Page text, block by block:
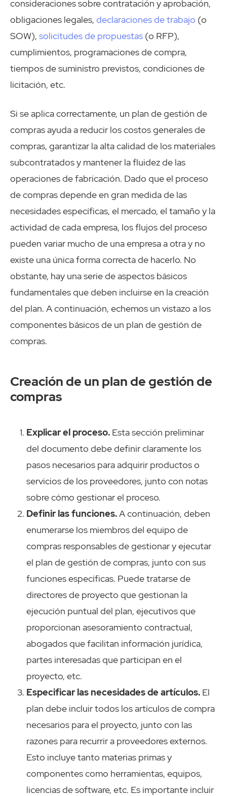
consideraciones sobre contratación y aprobación,
obligaciones legales, declaraciones de trabajo (o
SOW), solicitudes de propuestas (o RFP),
cumplimientos, programaciones de compra,
tiempos de suministro previstos, condiciones de
licitación, etc.
Si se aplica correctamente, un plan de gestión de
compras ayuda a reducir los costos generales de
compras, garantizar la alta calidad de los materiales
subcontratados y mantener la fluidez de las
operaciones de fabricación. Dado que el proceso
de compras depende en gran medida de las
necesidades específicas, el mercado, el tamaño y la
actividad de cada empresa, los flujos del proceso
pueden variar mucho de una empresa a otra y no
existe una única forma correcta de hacerlo. No
obstante, hay una serie de aspectos básicos
fundamentales que deben incluirse en la creación
del plan. A continuación, echemos un vistazo a los
componentes básicos de un plan de gestión de
compras.
Creación de un plan de gestión de
compras
Explicar el proceso. Esta sección preliminar
del documento debe definir claramente los
pasos necesarios para adquirir productos o
servicios de los proveedores, junto con notas
sobre cómo gestionar el proceso.
Definir las funciones.A continuación, deben
enumerarse los miembros del equipo de
compras responsables de gestionar y ejecutar
el plan de gestión de compras, junto con sus
funciones específicas. Puede tratarse de
directores de proyecto que gestionan la
ejecución puntual del plan, ejecutivos que
proporcionan asesoramiento contractual,
abogados que facilitan información jurídica,
partes interesadas que participan en el
proyecto, etc.
Especificar las necesidades de artículos. El
plan debe incluir todos los artículos de compra
necesarios para el proyecto, junto con las
razones para recurrir a proveedores externos.
Esto incluye tanto materias primas y
componentes como herramientas, equipos,
licencias de software, etc. Es importante incluir